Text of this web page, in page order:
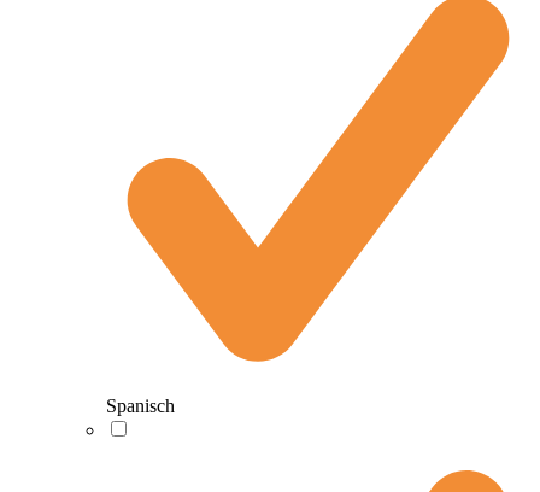
Spanisch